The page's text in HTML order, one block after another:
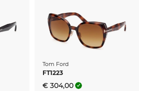
Tom Ford
FT1223
€ 304,00